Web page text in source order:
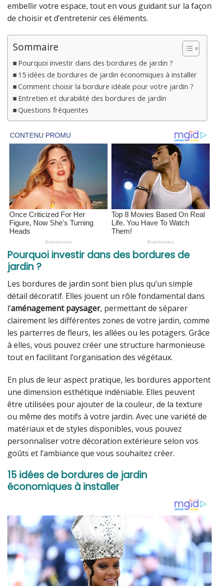
embellir votre espace, tout en vous guidant sur la façon
de choisir et d’entretenir ces éléments.
Sommaire
Pourquoi investir dans des bordures de jardin ?
15 idées de bordures de jardin économiques à installer
Comment choisir la bordure idéale pour votre jardin ?
Entretien et durabilité des bordures de jardin
Questions fréquentes
Pourquoi investir dans des bordures de
jardin ?
Les bordures de jardin sont bien plus qu’un simple
détail décoratif. Elles jouent un rôle fondamental dans
l’aménagement paysager, permettant de séparer
clairement les différentes zones de votre jardin, comme
les parterres de fleurs, les allées ou les potagers. Grâce
à elles, vous pouvez créer une structure harmonieuse
tout en facilitant l’organisation des végétaux.
En plus de leur aspect pratique, les bordures apportent
une dimension esthétique indéniable. Elles peuvent
être utilisées pour ajouter de la couleur, de la texture
ou même des motifs à votre jardin. Avec une variété de
matériaux et de styles disponibles, vous pouvez
personnaliser votre décoration extérieure selon vos
goûts et l’ambiance que vous souhaitez créer.
15 idées de bordures de jardin
économiques à installer